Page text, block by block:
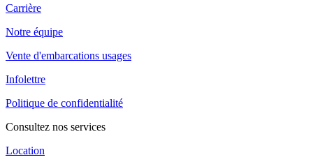
Carrière
Notre équipe
Vente d'embarcations usages
Infolettre
Politique de confidentialité
Consultez nos services
Location